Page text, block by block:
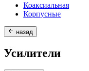
Коаксиальная
Корпусные
назад
Усилители